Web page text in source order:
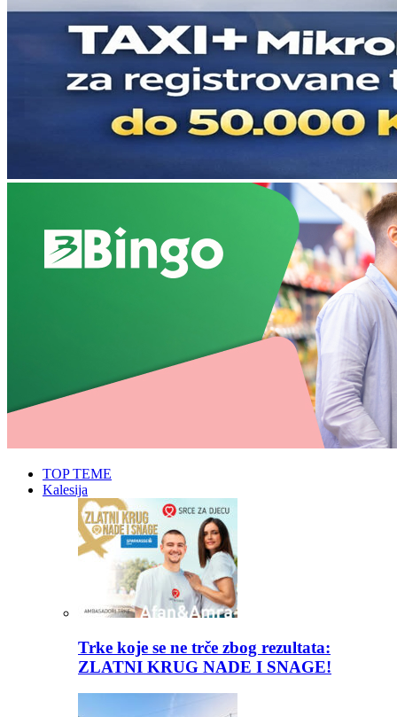
TOP TEME
Kalesija
Trke koje se ne trče zbog rezultata:
ZLATNI KRUG NADE I SNAGE!